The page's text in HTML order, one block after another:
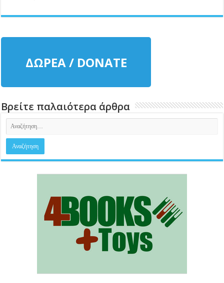
ΔΩΡΕΑ / DONATE
Βρείτε παλαιότερα άρθρα